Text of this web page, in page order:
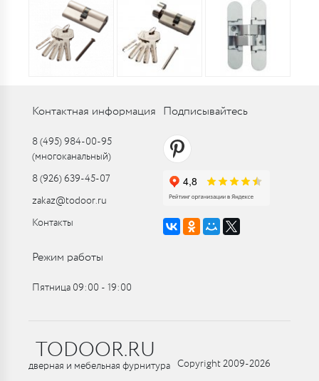
Контактная информация
8 (495) 984-00-95
(многоканальный)
8 (926) 639-45-07
zakaz@todoor.ru
Контакты
Подписывайтесь
Режим работы
Пятница 09:00 ‑ 19:00
TODOOR.RU
дверная и мебельная фурнитура Copyright 2009-2026